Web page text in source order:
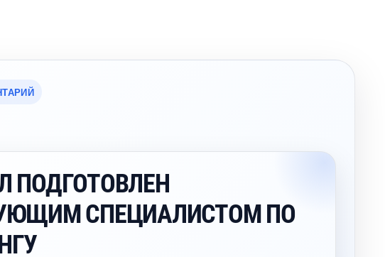
ПОДГОТОВЛЕН
СПЕЦИАЛИСТОМ ПО